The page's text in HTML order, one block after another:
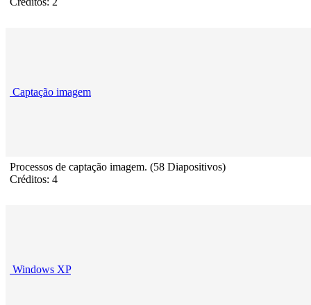
Captação imagem
Processos de captação imagem. (58 Diapositivos)
Créditos: 4
Windows XP